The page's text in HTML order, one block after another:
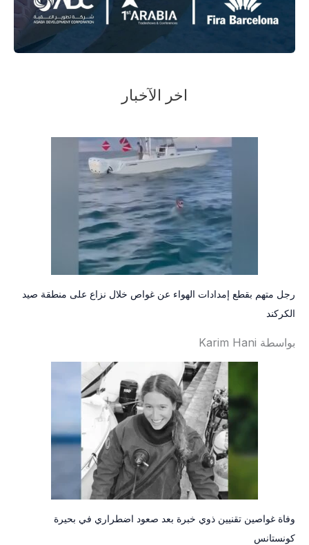
اخر الآخبار
رجل متهم بقطع إمدادات الهواء عن غواص خلال نزاع على منطقة صيد
الكركند
بواسطة Karim Hani
وفاة غواصين تقنيين ذوي خبرة بعد صعود اضطراري في بحيرة
كونستانس